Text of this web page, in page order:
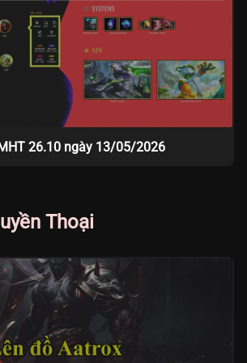
26.10 ngày 13/05/2026
Thoại